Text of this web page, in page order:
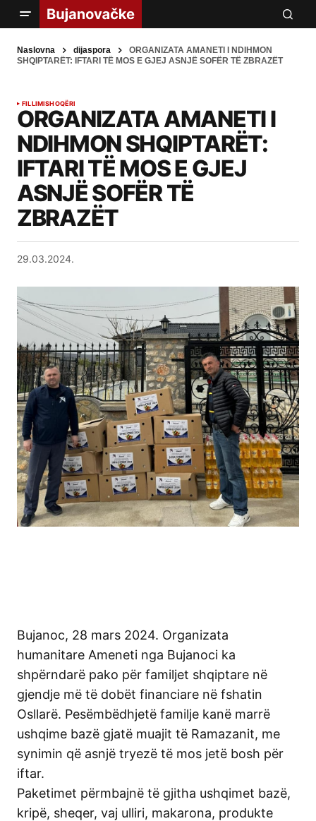
Naslovna dijaspora
ORGANIZATA AMANETI I NDIHMON
SHQIPTARËT: IFTARI TË MOS E GJEJ ASNJË SOFËR TË ZBRAZËT
FILLIMISHOQËRI
ORGANIZATA AMANETI I
NDIHMON SHQIPTARËT:
IFTARI TË MOS E GJEJ
ASNJË SOFËR TË
ZBRAZËT
29.03.2024.
Bujanoc, 28 mars 2024. Organizata
humanitare Ameneti nga Bujanoci ka
shpërndarë pako për familjet shqiptare në
gjendje më të dobët financiare në fshatin
Osllarë. Pesëmbëdhjetë familje kanë marrë
ushqime bazë gjatë muajit të Ramazanit, me
synimin që asnjë tryezë të mos jetë bosh për
iftar.
Paketimet përmbajnë të gjitha ushqimet bazë,
kripë, sheqer, vaj ulliri, makarona, produkte